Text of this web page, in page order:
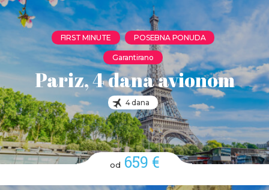
FIRST MINUTE POSEBNA PONUDA
Garantirano
Pariz, 4 dana avionom
4 dana
od 659 €